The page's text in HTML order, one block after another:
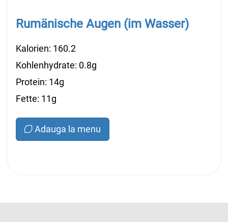
Rumänische Augen (im Wasser)
Kalorien: 160.2
Kohlenhydrate: 0.8g
Protein: 14g
Fette: 11g
Adauga la menu